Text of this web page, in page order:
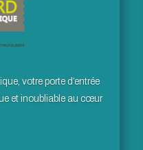
votre porte d’entrée
et inoubliable au cœur